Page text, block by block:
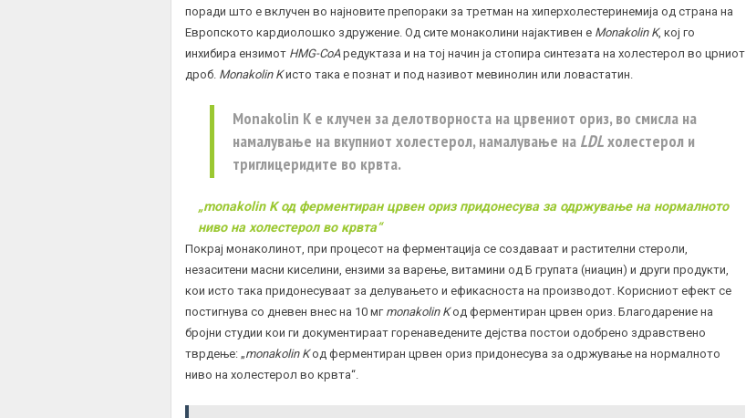
поради што е вклучен во најновите препораки за третман на хиперхолестеринемија од страна на
Европското кардиолошко здружение. Од сите монаколини најактивен е Мonakolin K, кој го
инхибира ензимот HMG-CoAредуктаза и на тој начин ја стопира синтезата на холестерол во црниот
дроб. Monakolin Kисто така е познат и под називот мевинолин или ловастатин.
Monakolin K е клучен за делотворноста на црвениот ориз, во смисла на
намалување на вкупниот холестерол, намалување на LDLхолестерол и
триглицеридите во крвта.
„monakolin K од ферментиран црвен ориз придонесува за одржување на нормалното
ниво на холестерол во крвта“
Покрај монаколинот, при процесот на ферментација се создаваат и растителни стероли,
незаситени масни киселини, ензими за варење, витамини од Б групата (ниацин) и други продукти,
кои исто така придонесуваат за делувањето и ефикасноста на производот. Корисниот ефект се
постигнува со дневен внес на 10 мг monakolin Kод ферментиран црвен ориз. Благодарение на
бројни студии кои ги документираат горенаведените дејства постои одобрено здравствено
тврдење: „monakolin Kод ферментиран црвен ориз придонесува за одржување на нормалното
ниво на холестерол во крвта“.